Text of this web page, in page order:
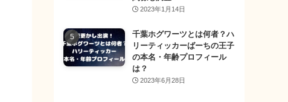
2023年1月14日
千葉ホグワーツとは何者？ハ
リーティッカーばーちの王子
の本名・年齢プロフィール
は？
2023年6月28日